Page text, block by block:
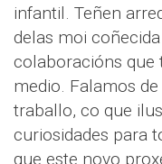
infantil. Teñen
delas moi
colaboracións que
medio. Falamos de
traballo, co que
curiosidades para
que este novo